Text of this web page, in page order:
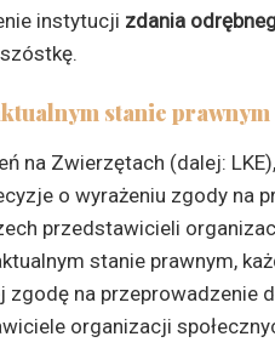
instytucji zdania
stanie prawnym
na Zwierzętach (dalej:
o wyrażeniu zgody na
przedstawicieli
stanie prawnym,
zgodę na przeprowadzenie
organizacji